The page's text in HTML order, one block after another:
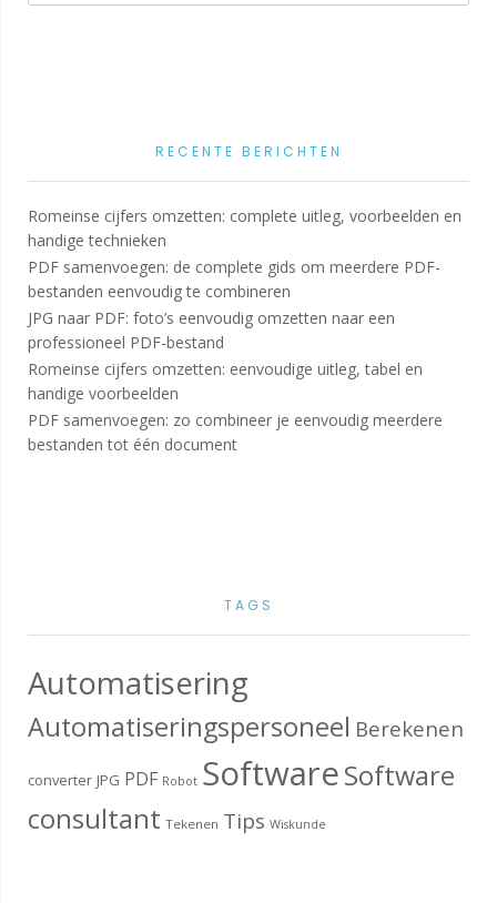
RECENTE BERICHTEN
Romeinse cijfers omzetten: complete uitleg, voorbeelden en
handige technieken
PDF samenvoegen: de complete gids om meerdere PDF-
bestanden eenvoudig te combineren
JPG naar PDF: foto’s eenvoudig omzetten naar een
professioneel PDF-bestand
Romeinse cijfers omzetten: eenvoudige uitleg, tabel en
handige voorbeelden
PDF samenvoegen: zo combineer je eenvoudig meerdere
bestanden tot één document
TAGS
Automatisering
Automatiseringspersoneel Berekenen
converter JPG PDF Robot SoftwareSoftware
consultant Tekenen Tips Wiskunde